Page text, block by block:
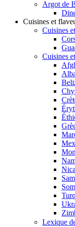
Argot de
Cuisines et
Cuisines
Cuisines
Lexique